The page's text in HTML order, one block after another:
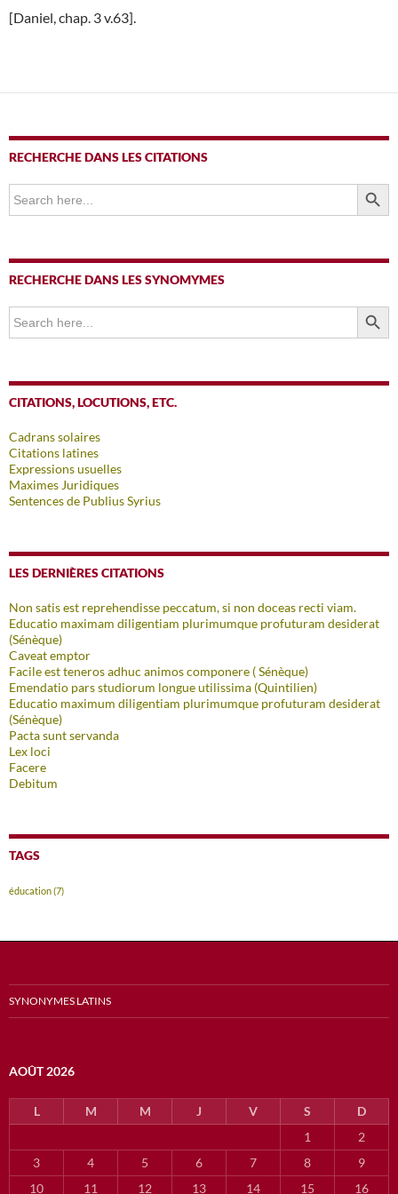
[Daniel, chap. 3 v.63].
RECHERCHE DANS LES CITATIONS
Search
for:
SEARCH
RECHERCHE DANS LES SYNOMYMES
Search
for:
SEARCH
CITATIONS, LOCUTIONS, ETC.
Cadrans solaires
Citations latines
Expressions usuelles
Maximes Juridiques
Sentences de Publius Syrius
LES DERNIÈRES CITATIONS
Non satis est reprehendisse peccatum, si non doceas recti viam.
Educatio maximam diligentiam plurimumque profuturam desiderat
(Sénèque)
Caveat emptor
Facile est teneros adhuc animos componere ( Sénèque)
Emendatio pars studiorum longue utilissima (Quintilien)
Educatio maximum diligentiam plurimumque profuturam desiderat
(Sénèque)
Pacta sunt servanda
Lex loci
Facere
Debitum
TAGS
éducation(7)
SYNONYMES LATINS
AOÛT 2026
L M M J V S
D
1
2
3
4 5 6 7 8
9
10
11 12 13 14 15 16